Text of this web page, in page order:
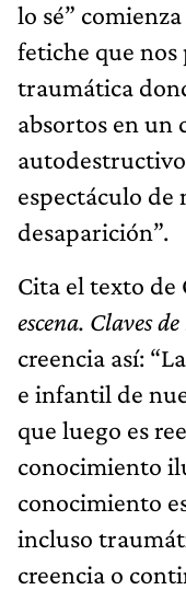
lo sé”
fetiche que nos
traumática
absortos en un
espectáculo
desaparición”.
Cita el texto de
escena. Claves
creencia así:
e infantil de
que luego es
conocimiento
conocimiento
incluso
creencia o